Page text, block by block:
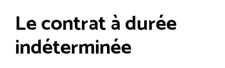
Le contrat à durée
indéterminée